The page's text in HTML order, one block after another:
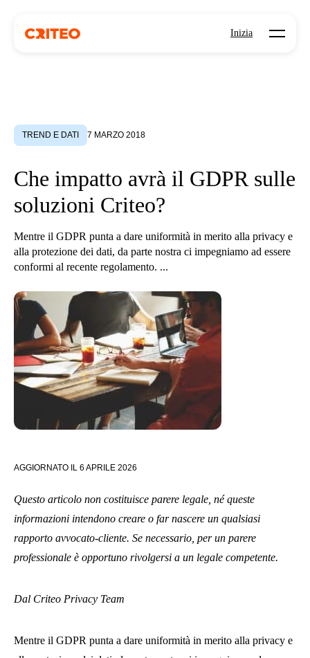
Inizia Open
TREND E DATI 7 MARZO 2018
Che impatto avrà il GDPR sulle
soluzioni Criteo?
Mentre il GDPR punta a dare uniformità in merito alla privacy e
alla protezione dei dati, da parte nostra ci impegniamo ad essere
conformi al recente regolamento. ...
AGGIORNATO IL 6 APRILE 2026
Questo articolo non costituisce parere legale, né queste
informazioni intendono creare o far nascere un qualsiasi
rapporto avvocato-cliente. Se necessario, per un parere
professionale è opportuno rivolgersi a un legale competente.
Dal Criteo Privacy Team
Mentre il GDPR punta a dare uniformità in merito alla privacy e